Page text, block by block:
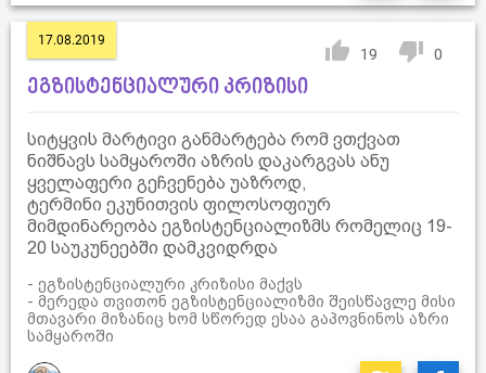
17.08.2019
19 0
ეგზისტენციალური კრიზისი
სიტყვის მარტივი განმარტება რომ ვთქვათ
ნიშნავს სამყაროში აზრის დაკარგვას ანუ
ყველაფერი გეჩვენება უაზროდ,
ტერმინი ეკუნითვის ფილოსოფიურ
მიმდინარეობა ეგზისტენციალიზმს რომელიც 19-
20 საუკუნეებში დამკვიდრდა
- ეგზისტენციალური კრიზისი მაქვს
- მერედა თვითონ ეგზისტენციალიზმი შეისწავლე მისი
მთავარი მიზანიც ხომ სწორედ ესაა გაპოვნინოს აზრი
სამყაროში